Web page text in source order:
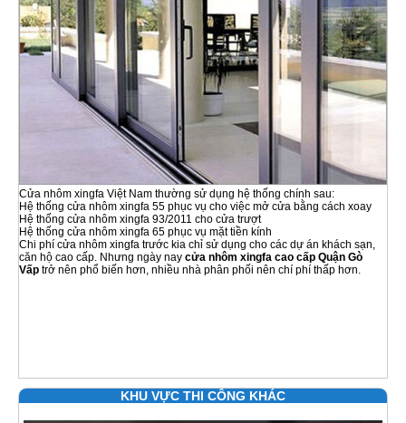
Cửa nhôm xingfa Việt Nam thường sử dụng hệ thống chính sau:
Hệ thống cửa nhôm xingfa 55 phục vụ cho việc mở cửa bằng cách xoay
Hệ thống cửa nhôm xingfa 93/2011 cho cửa trượt
Hệ thống cửa nhôm xingfa 65 phục vụ mặt tiền kính
Chi phí cửa nhôm xingfa trước kia chỉ sử dụng cho các dự án khách sạn,
căn hộ cao cấp. Nhưng ngày nay cửa nhôm xingfa cao cấp Quận Gò
Vấp trở nên phổ biến hơn, nhiều nhà phân phối nên chí phí thấp hơn.
KHU VỰC THI CÔNG KHÁC